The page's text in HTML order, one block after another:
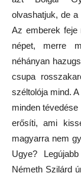
olvashatjuk, de
Az emberek feje
népet, merre
néhányan
csupa
széltolója mind.
minden
erősíti, ami
magyarra nem
Ugye?
Németh Szilárd